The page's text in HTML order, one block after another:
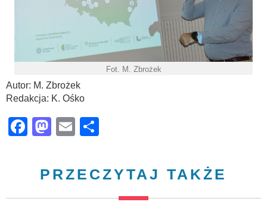
Fot. M. Zbrożek
Autor: M. Zbrożek
Redakcja: K. Ośko
Facebook
Mastodon
Email
PRZECZYTAJ TAKŻE